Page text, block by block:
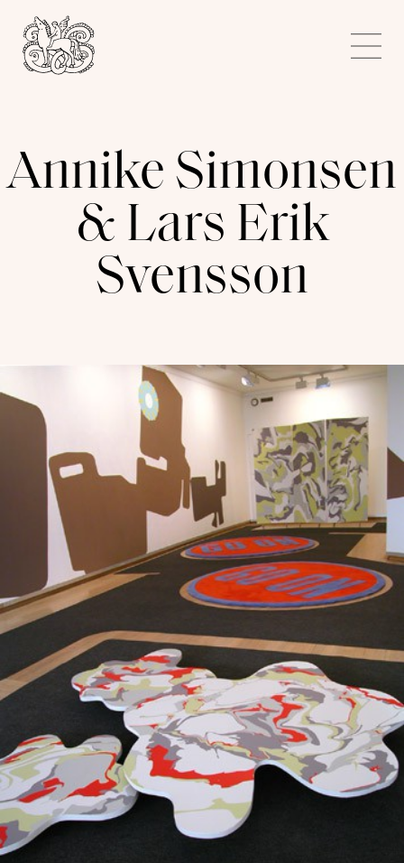
Kunstnerforbundet
Annike Simonsen
& Lars Erik
Svensson